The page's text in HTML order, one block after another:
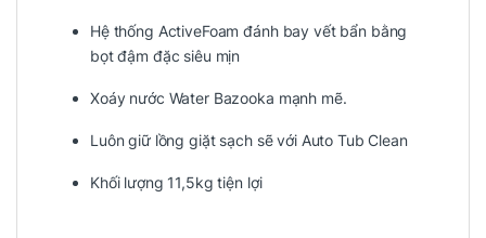
Hệ thống ActiveFoam đánh bay vết bẩn bằng
bọt đậm đặc siêu mịn
Xoáy nước Water Bazooka mạnh mẽ.
Luôn giữ lồng giặt sạch sẽ với Auto Tub Clean
Khối lượng 11,5kg tiện lợi